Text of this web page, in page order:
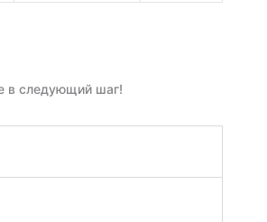
в следующий шаг!